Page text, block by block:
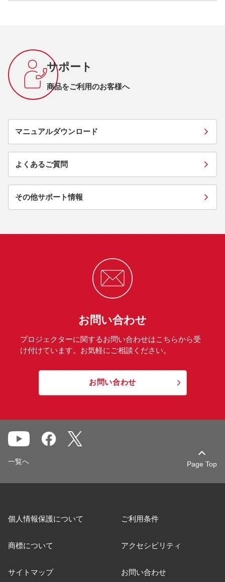
サポート
商品をご利用のお客様へ
マニュアルダウンロード
よくあるご質問
その他サポート情報
お問い合わせ
プロジェクターに関するお問い合わせはこちらから受
け付けています。お気軽にご相談ください。
お問い合わせ
Page Top
一覧へ
個人情報保護について ご利用条件
商標について アクセシビリティ
サイトマップ お問い合わせ